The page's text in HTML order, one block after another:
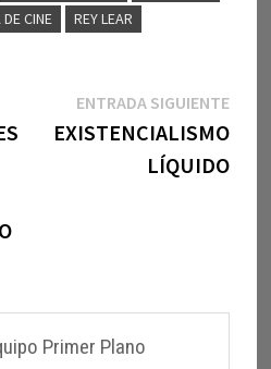
CINE REY LEAR
ENTRADA SIGUIENTE
EXISTENCIALISMO
LÍQUIDO
Primer Plano